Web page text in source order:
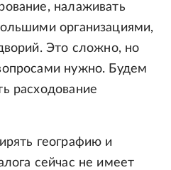
налаживать
организациями,
Это сложно, но
нужно. Будем
расходование
географию и
сейчас не имеет